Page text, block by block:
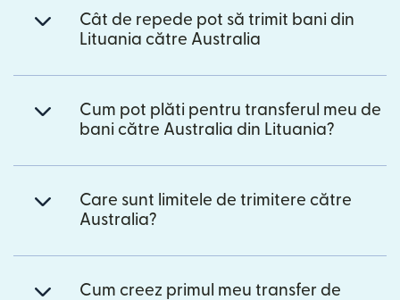
Cât de repede pot să trimit bani din
Lituania către Australia
Cum pot plăti pentru transferul meu de
bani către Australia din Lituania?
Care sunt limitele de trimitere către
Australia?
Cum creez primul meu transfer de